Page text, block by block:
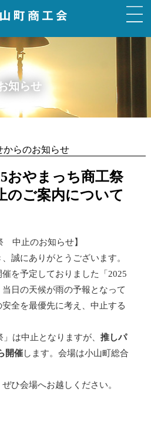
知らせ
らのお知らせ
おやまっち商工祭
ご案内について
中止のお知らせ】
誠にありがとうございます。
を予定しておりました「2025
日の天候が雨の予報となって
全を最優先に考え、中止する
」は中止となりますが、推しパ
開催します。会場は小山町総合
ひ会場へお越しください。